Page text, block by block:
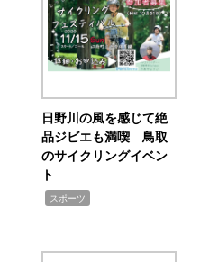
日野川の風を感じて絶
品ジビエも満喫 鳥取
のサイクリングイベン
ト
スポーツ